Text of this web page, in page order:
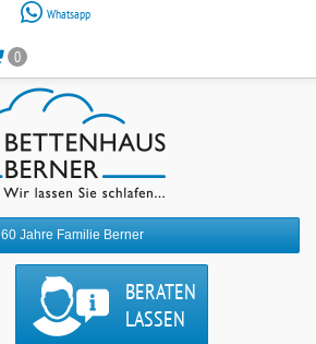
Whatsapp
0
60 Jahre Familie Berner
BERATEN
LASSEN